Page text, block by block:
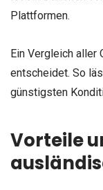
Plattformen.
Ein Vergleich aller
entscheidet. So
günstigsten
Vorteile